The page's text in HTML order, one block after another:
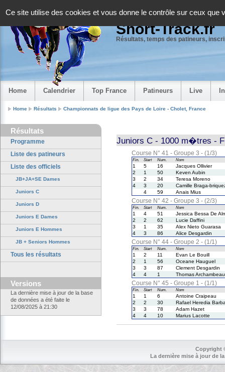
Ce site utilise des cookies et vous donne le contrôle sur ceux que
Short-Track.fr
Résultats, temps des patineurs,
Home Calendrier Top France Patineurs Live
Home Résultats Championnats de ligue des Pays de Loire - Cholet, France
Résultats
Programme
Liste des patineurs
Liste des officiels
JB+JA+SE Dames
Juniors C
Juniors D
Juniors E Dames
Juniors E Hommes
JB + Seniors Hommes
Tous les résultats
Versions
La dernière mise à jour de la base
de données a été faite le
12/08/2025 à 21:30
Juniors C - 1000 m�tres -
Course N° 41 - Groupe 3 - (1/3)
Fin. Start Num. Nom
1 5 16
Jacques Ollivier
2
1 50
Keven Aubin
3
2 34
Teresa Moreno
4
3 20
Camille Braga-
4
59 Anais Mius
Course N° 42 - Groupe 3 - (2/3)
Fin. Start Num. Nom
1 4 51
Jessica Bessa De
2
2 62
Lucie Daffini
3
1 35
Alex Nieto Guarasa
4
3 86 Alice Desgardin
Course N° 44 - Groupe 2 - (1/1)
Fin. Start Num. Nom
1 2 11
Evan Le Bouill
2
1 56
Oceane Hauguel
3
3 87
Clement Desgardin
4
4 1 Thomas Archambeau
Course N° 45 - Groupe 1 - (1/1)
Fin. Start Num. Nom
1 1 6
Antoine Craipeau
2
2 30
Rafael Heredia
3
3 78
Adam Hazet
4
4 10 Marius Lacotte
Copyright
La dernière mise à jour de